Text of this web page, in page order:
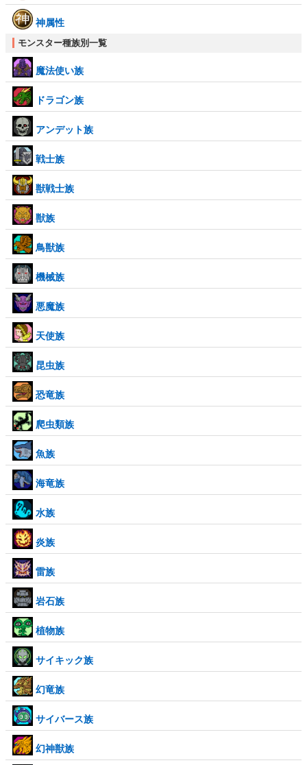
神属性
モンスター種族別一覧
魔法使い族
ドラゴン族
アンデット族
戦士族
獣戦士族
獣族
鳥獣族
機械族
悪魔族
天使族
昆虫族
恐竜族
爬虫類族
魚族
海竜族
水族
炎族
雷族
岩石族
植物族
サイキック族
幻竜族
サイバース族
幻神獣族